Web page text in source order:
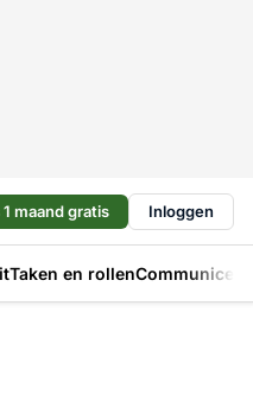
1 maand gratis Inloggen
Taken en rollen